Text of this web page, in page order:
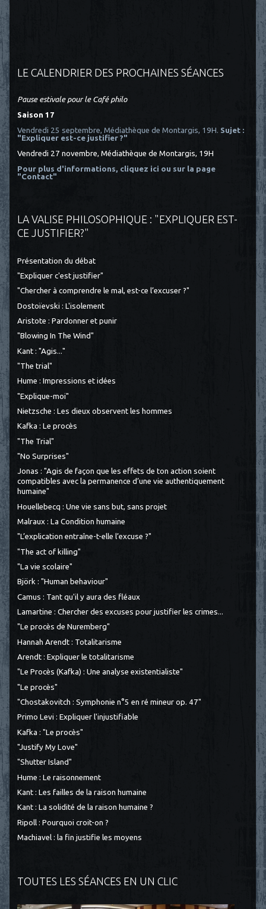
LE CALENDRIER DES PROCHAINES SÉANCES
Pause estivale pour le Café philo
Saison 17
Vendredi 25 septembre, Médiathèque de Montargis, 19H. Sujet :
"Expliquer est-ce justifier ?"
Vendredi 27 novembre, Médiathèque de Montargis, 19H
Pour plus d'informations, cliquez ici ou sur la page
"Contact"
LA VALISE PHILOSOPHIQUE : "EXPLIQUER EST-
CE JUSTIFIER?"
Présentation du débat
"Expliquer c'est justifier"
"Chercher à comprendre le mal, est-ce l’excuser ?"
Dostoïevski : L'isolement
Aristote : Pardonner et punir
"Blowing In The Wind"
Kant : "Agis..."
"The trial"
Hume : Impressions et idées
"Explique-moi"
Nietzsche : Les dieux observent les hommes
Kafka : Le procès
"The Trial"
"No Surprises"
Jonas : "Agis de façon que les effets de ton action soient
compatibles avec la permanence d’une vie authentiquement
humaine"
Houellebecq : Une vie sans but, sans projet
Malraux : La Condition humaine
"L’explication entraîne-t-elle l’excuse ?"
"The act of killing"
"La vie scolaire"
Björk : "Human behaviour"
Camus : Tant qu'il y aura des fléaux
Lamartine : Chercher des excuses pour justifier les crimes...
"Le procès de Nuremberg"
Hannah Arendt : Totalitarisme
Arendt : Expliquer le totalitarisme
"Le Procès (Kafka) : Une analyse existentialiste"
"Le procès"
"Chostakovitch : Symphonie n°5 en ré mineur op. 47"
Primo Levi : Expliquer l'injustifiable
Kafka : "Le procès"
"Justify My Love"
"Shutter Island"
Hume : Le raisonnement
Kant : Les failles de la raison humaine
Kant : La solidité de la raison humaine ?
Ripoll : Pourquoi croit-on ?
Machiavel : la fin justifie les moyens
TOUTES LES SÉANCES EN UN CLIC